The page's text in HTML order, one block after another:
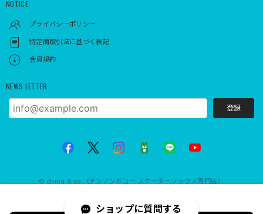
NOTICE
プライバシーポリシー
特定商取引法に基づく表記
会員規約
NEWS LETTER
登録
© ching & co.（チンアンドコー スケーターソックス専門店）
International shipping available
ショップに質問する